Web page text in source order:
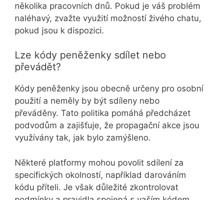
několika pracovních dnů. Pokud je váš problém
naléhavý, zvažte využití možností živého chatu,
pokud jsou k dispozici.
Lze kódy peněženky sdílet nebo
převádět?
Kódy peněženky jsou obecně určeny pro osobní
použití a neměly by být sdíleny nebo
převáděny. Tato politika pomáhá předcházet
podvodům a zajišťuje, že propagační akce jsou
využívány tak, jak bylo zamýšleno.
Některé platformy mohou povolit sdílení za
specifických okolností, například darováním
kódu příteli. Je však důležité zkontrolovat